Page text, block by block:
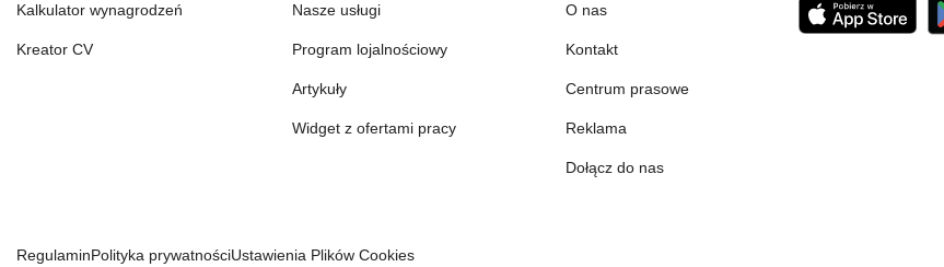
Kalkulator wynagrodzeń
Kreator CV
Nasze usługi
Program lojalnościowy
Artykuły
Widget z ofertami pracy
O nas
Kontakt
Centrum prasowe
Reklama
Dołącz do nas
RegulaminPolityka prywatnościUstawienia Plików Cookies